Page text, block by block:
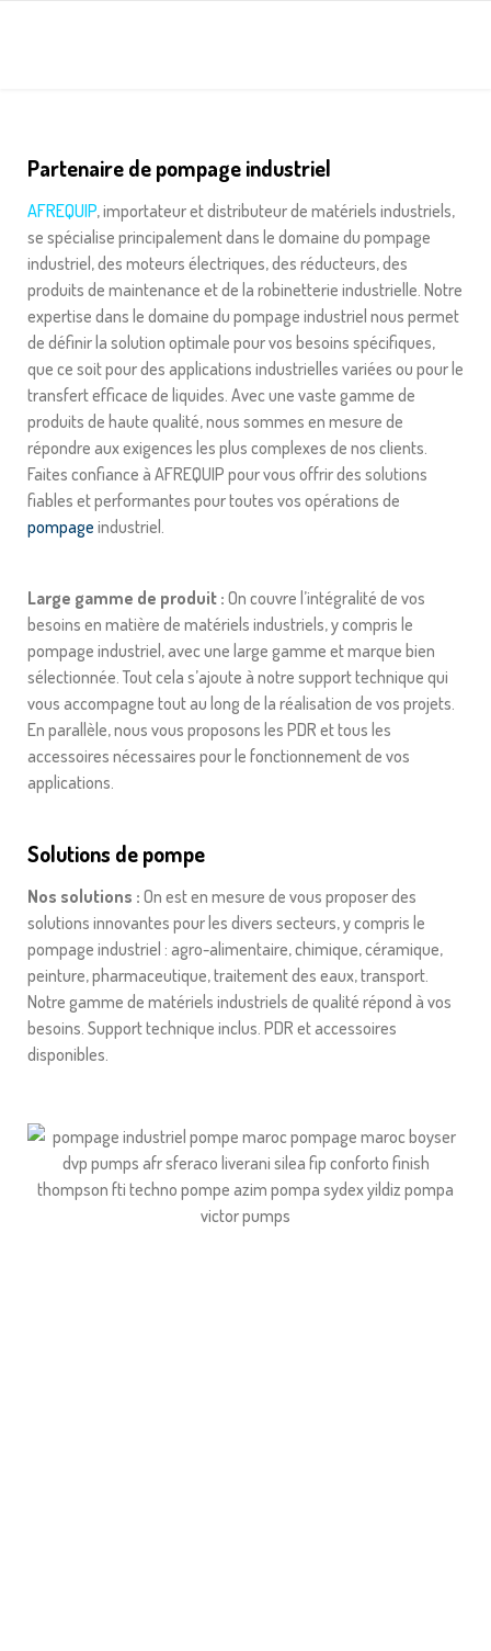
Partenaire de pompage industriel
AFREQUIP, importateur et distributeur de matériels industriels,
se spécialise principalement dans le domaine du pompage
industriel, des moteurs électriques, des réducteurs, des
produits de maintenance et de la robinetterie industrielle. Notre
expertise dans le domaine du pompage industriel nous permet
de définir la solution optimale pour vos besoins spécifiques,
que ce soit pour des applications industrielles variées ou pour le
transfert efficace de liquides. Avec une vaste gamme de
produits de haute qualité, nous sommes en mesure de
répondre aux exigences les plus complexes de nos clients.
Faites confiance à AFREQUIP pour vous offrir des solutions
fiables et performantes pour toutes vos opérations de
pompage industriel.
Large gamme de produit​ : On couvre l’intégralité de vos
besoins en matière de matériels industriels, y compris le
pompage industriel, avec une large gamme et marque bien
sélectionnée. Tout cela s’ajoute à notre support technique qui
vous accompagne tout au long de la réalisation de vos projets.
En parallèle, nous vous proposons les PDR et tous les
accessoires nécessaires pour le fonctionnement de vos
applications.
Solutions de pompe
Nos solutions : On est en mesure de vous proposer des
solutions innovantes pour les divers secteurs, y compris le
pompage industriel : agro-alimentaire, chimique, céramique,
peinture, pharmaceutique, traitement des eaux, transport.
Notre gamme de matériels industriels de qualité répond à vos
besoins. Support technique inclus. PDR et accessoires
disponibles.